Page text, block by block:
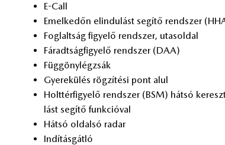
E-Call
Emel­ke­dőn el­in­du­lást se­gí­tő rend­szer
Fog­lalt­ság fi­gye­lő rend­szer, utas­ol­dal
Fá­radt­ság­fi­gye­lő rend­szer (DAA)
Füg­göny­lég­zsák
Gye­rek­ülés rög­zí­té­si pont alul
Holt­tér­fi­gye­lő rend­szer (BSM) hát­só
lást se­gí­tő funk­ci­ó­val
Hát­só ol­dal­só ra­dar
In­dí­tás­gát­ló